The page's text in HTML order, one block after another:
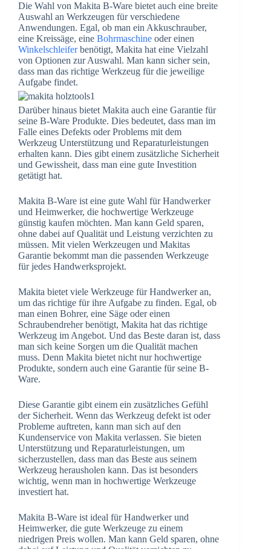
Die Wahl von Makita B-Ware bietet auch eine breite
Auswahl an Werkzeugen für verschiedene
Anwendungen. Egal, ob man ein Akkuschrauber,
eine Kreissäge, eine Bohrmaschine oder einen
Winkelschleiferbenötigt, Makita hat eine Vielzahl
von Optionen zur Auswahl. Man kann sicher sein,
dass man das richtige Werkzeug für die jeweilige
Aufgabe findet.
Darüber hinaus bietet Makita auch eine Garantie für
seine B-Ware Produkte. Dies bedeutet, dass man im
Falle eines Defekts oder Problems mit dem
Werkzeug Unterstützung und Reparaturleistungen
erhalten kann. Dies gibt einem zusätzliche Sicherheit
und Gewissheit, dass man eine gute Investition
getätigt hat.
Makita B-Ware ist eine gute Wahl für Handwerker
und Heimwerker, die hochwertige Werkzeuge
günstig kaufen möchten. Man kann Geld sparen,
ohne dabei auf Qualität und Leistung verzichten zu
müssen. Mit vielen Werkzeugen und Makitas
Garantie bekommt man die passenden Werkzeuge
für jedes Handwerksprojekt.
Makita bietet viele Werkzeuge für Handwerker an,
um das richtige für ihre Aufgabe zu finden. Egal, ob
man einen Bohrer, eine Säge oder einen
Schraubendreher benötigt, Makita hat das richtige
Werkzeug im Angebot. Und das Beste daran ist, dass
man sich keine Sorgen um die Qualität machen
muss. Denn Makita bietet nicht nur hochwertige
Produkte, sondern auch eine Garantie für seine B-
Ware.
Diese Garantie gibt einem ein zusätzliches Gefühl
der Sicherheit. Wenn das Werkzeug defekt ist oder
Probleme auftreten, kann man sich auf den
Kundenservice von Makita verlassen. Sie bieten
Unterstützung und Reparaturleistungen, um
sicherzustellen, dass man das Beste aus seinem
Werkzeug herausholen kann. Das ist besonders
wichtig, wenn man in hochwertige Werkzeuge
investiert hat.
Makita B-Ware ist ideal für Handwerker und
Heimwerker, die gute Werkzeuge zu einem
niedrigen Preis wollen. Man kann Geld sparen, ohne